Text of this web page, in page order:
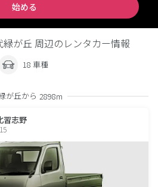
始める
が丘 周辺のレンタカー情報
18 車種
が丘から 2898m
習志野